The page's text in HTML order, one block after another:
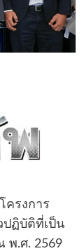
ครงการ
ปฏิบัติที่เป็น
พ.ศ. 2569